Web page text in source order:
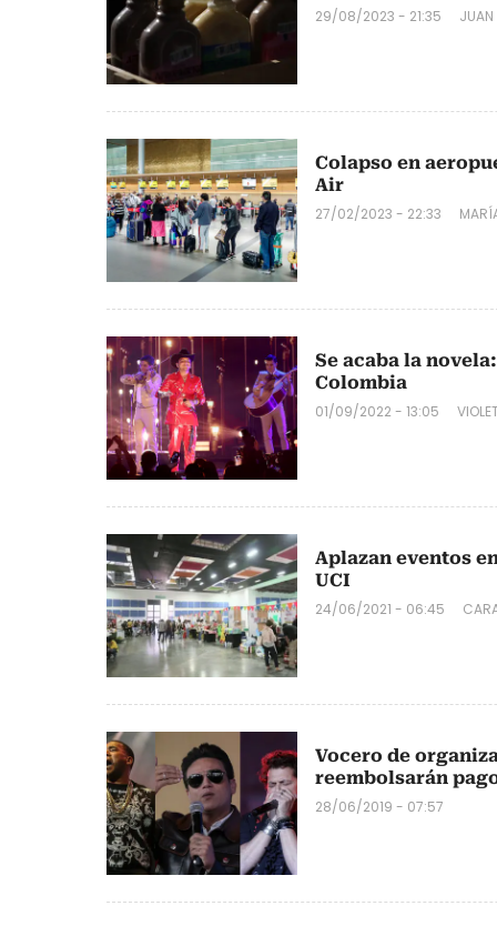
29/08/2023 - 21:35 JUAN
Colapso en
Air
27/02/2023 - 22:33
Se acaba la
Colombia
01/09/2022 - 13:05
Aplazan eventos
UCI
24/06/2021 - 06:45
Vocero de
reembolsarán
28/06/2019 - 07:57